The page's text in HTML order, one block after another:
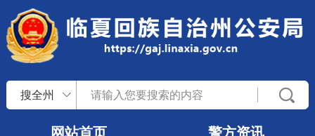
搜全州
网站首页
警方资讯